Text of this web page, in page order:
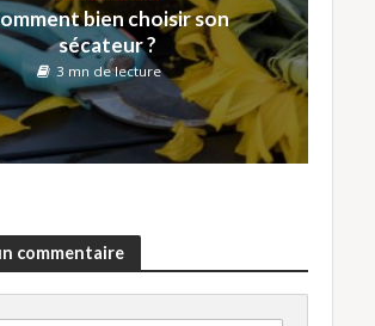
bien choisir son
sécateur ?
3 mn de lecture
commentaire